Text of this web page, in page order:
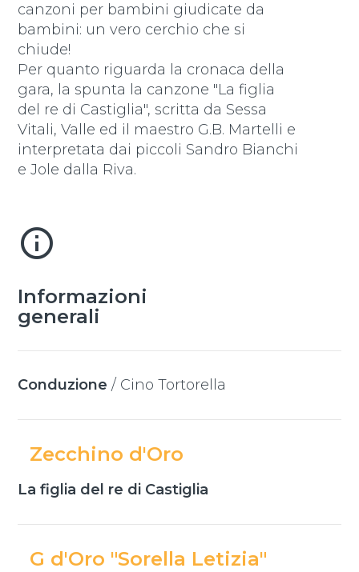
canzoni per bambini giudicate da
bambini: un vero cerchio che si
chiude!
Per quanto riguarda la cronaca della
gara, la spunta la canzone "La figlia
del re di Castiglia", scritta da Sessa
Vitali, Valle ed il maestro G.B. Martelli e
interpretata dai piccoli Sandro Bianchi
e Jole dalla Riva.
info_outline
Informazioni
generali
Conduzione / Cino Tortorella
Zecchino d'Oro
La figlia del re di Castiglia
G d'Oro "Sorella Letizia"